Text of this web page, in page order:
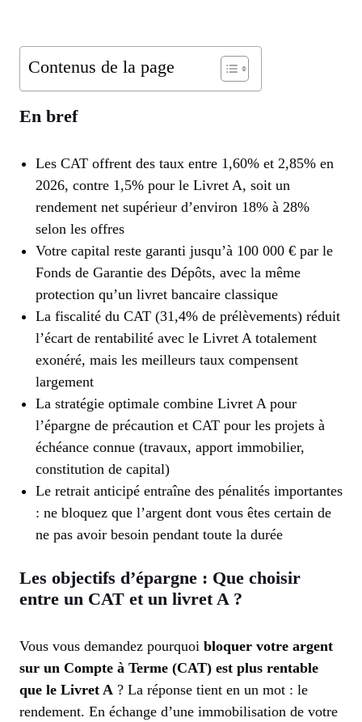
Contenus de la page
En bref
Les CAT offrent des taux entre 1,60% et 2,85% en
2026, contre 1,5% pour le Livret A, soit un
rendement net supérieur d’environ 18% à 28%
selon les offres
Votre capital reste garanti jusqu’à 100 000 € par le
Fonds de Garantie des Dépôts, avec la même
protection qu’un livret bancaire classique
La fiscalité du CAT (31,4% de prélèvements) réduit
l’écart de rentabilité avec le Livret A totalement
exonéré, mais les meilleurs taux compensent
largement
La stratégie optimale combine Livret A pour
l’épargne de précaution et CAT pour les projets à
échéance connue (travaux, apport immobilier,
constitution de capital)
Le retrait anticipé entraîne des pénalités importantes
: ne bloquez que l’argent dont vous êtes certain de
ne pas avoir besoin pendant toute la durée
Les objectifs d’épargne : Que choisir
entre un CAT et un livret A ?
Vous vous demandez pourquoi bloquer votre argent
sur un Compte à Terme (CAT) est plus rentable
que le Livret A ? La réponse tient en un mot : le
rendement. En échange d’une immobilisation de votre